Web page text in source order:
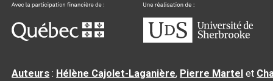
Auteurs : Hélène Cajolet-Laganière, Pierre Martel et